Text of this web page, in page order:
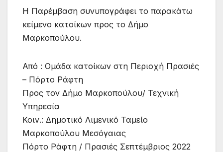
Η Παρέμβαση συνυπογράφει το παρακάτω
κείμενο κατοίκων προς το Δήμο
Μαρκοπούλου.
Από : Ομάδα κατοίκων στη Περιοχή Πρασιές
– Πόρτο Ράφτη
Προς τον Δήμο Μαρκοπούλου/ Τεχνική
Υπηρεσία
Κοιν.: Δημοτικό Λιμενικό Ταμείο
Μαρκοπούλου Μεσόγαιας
Πόρτο Ράφτη / Πρασιές Σεπτέμβριος 2022